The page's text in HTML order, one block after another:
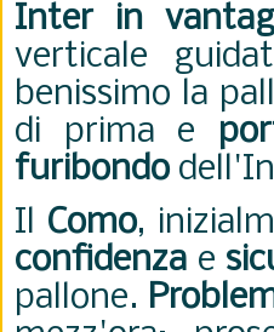
Inter in
verticale
benissimo la
di prima e
furibondo
Il Como,
confidenza e
pallone.